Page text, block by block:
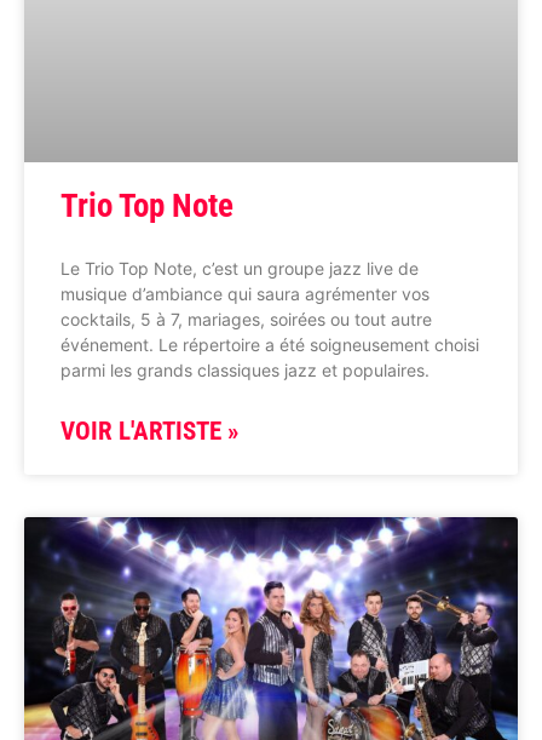
Trio Top Note
Le Trio Top Note, c’est un groupe jazz live de
musique d’ambiance qui saura agrémenter vos
cocktails, 5 à 7, mariages, soirées ou tout autre
événement. Le répertoire a été soigneusement choisi
parmi les grands classiques jazz et populaires.
VOIR L'ARTISTE »